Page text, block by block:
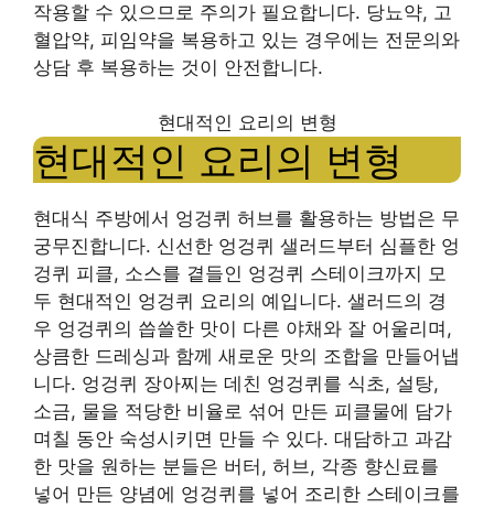
작용할 수 있으므로 주의가 필요합니다. 당뇨약, 고
혈압약, 피임약을 복용하고 있는 경우에는 전문의와
상담 후 복용하는 것이 안전합니다.
현대적인 요리의 변형
현대적인 요리의 변형
현대식 주방에서 엉겅퀴 허브를 활용하는 방법은 무
궁무진합니다. 신선한 엉겅퀴 샐러드부터 심플한 엉
겅퀴 피클, 소스를 곁들인 엉겅퀴 스테이크까지 모
두 현대적인 엉겅퀴 요리의 예입니다. 샐러드의 경
우 엉겅퀴의 씁쓸한 맛이 다른 야채와 잘 어울리며,
상큼한 드레싱과 함께 새로운 맛의 조합을 만들어냅
니다. 엉겅퀴 장아찌는 데친 엉겅퀴를 식초, 설탕,
소금, 물을 적당한 비율로 섞어 만든 피클물에 담가
며칠 동안 숙성시키면 만들 수 있다. 대담하고 과감
한 맛을 원하는 분들은 버터, 허브, 각종 향신료를
넣어 만든 양념에 엉겅퀴를 넣어 조리한 스테이크를